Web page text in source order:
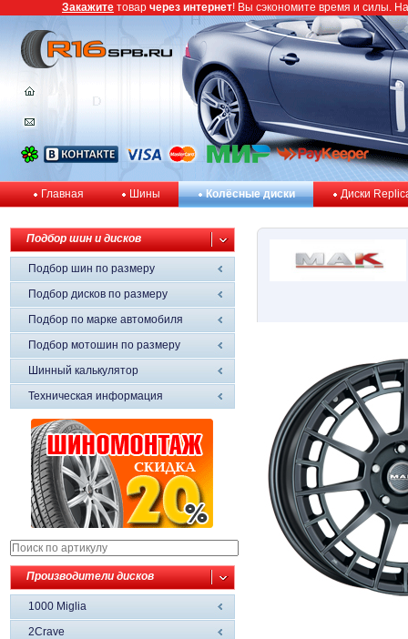
Главная Шины Колёсные диски Диски
Подбор шин и дисков
Подбор шин по размеру
Подбор дисков по размеру
Подбор по марке автомобиля
Подбор мотошин по размеру
Шинный калькулятор
Техническая информация
Производители дисков
1000 Miglia
2Crave
Закажите товар через интернет! Вы сэкономите время и силы.